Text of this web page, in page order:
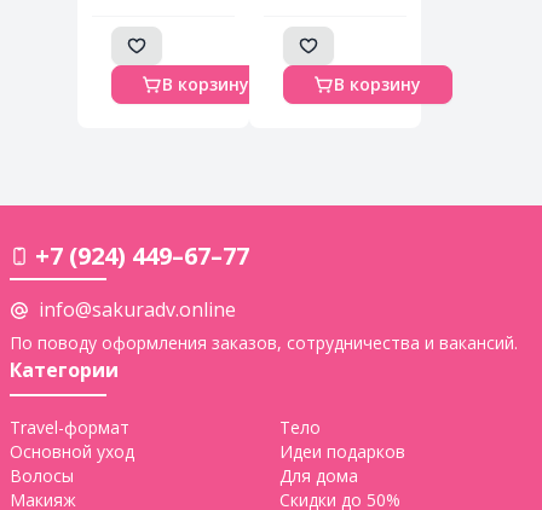
экстрактом
каламанси /
Fruit Lemon
& Calamansi
Cleansing
В корзину
персика и
манго / Fruit
Peach &
Apple Mango
Cleansing
В корзину
+7 (924) 449–67–77
info@sakuradv.online
По поводу оформления заказов, сотрудничества и вакансий.
Категории
Travel-формат
Основной уход
Волосы
Макияж
Тело
Идеи подарков
Для дома
Скидки до 50%